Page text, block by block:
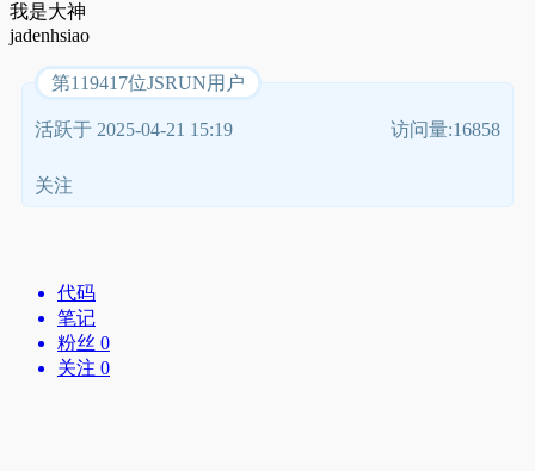
我是大神
jadenhsiao
第119417位JSRUN用户
活跃于 2025-04-21 15:19 访问量:16858
关注
代码
笔记
粉丝 0
关注 0